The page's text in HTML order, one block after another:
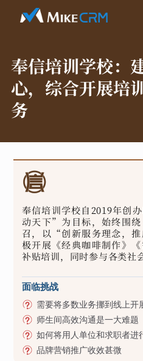
奉信培训学校：
心，综合开展培
务
奉信培训学校自2019年创
动天下”为目标，始终围
召，以“创新服务理念，
极开展《经典咖啡制作》
补贴培训，同时参与各类社
面临挑战
需要将多数业务挪到线上开
师生间高效沟通是一大难题
如何将用人单位和求职者进
品牌营销推广收效甚微